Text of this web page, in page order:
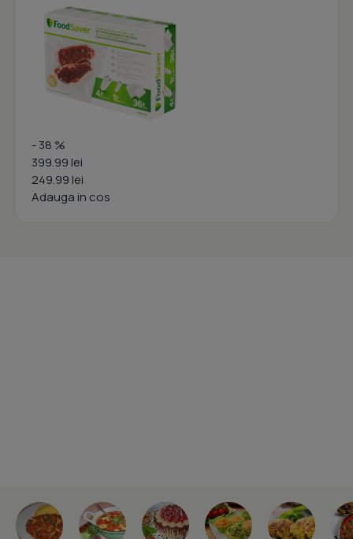
- 38 %
399.99 lei
249.99 lei
Adauga in cos